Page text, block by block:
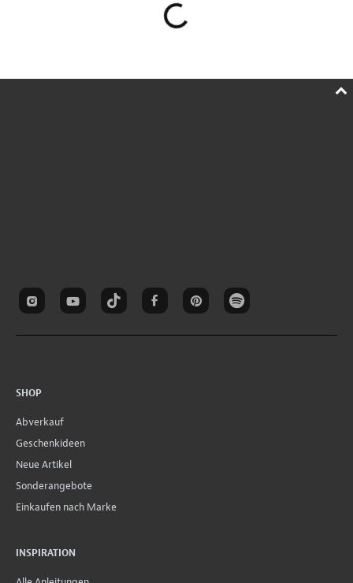
SHOP
Abverkauf
Geschenkideen
Neue Artikel
Sonderangebote
Einkaufen nach Marke
INSPIRATION